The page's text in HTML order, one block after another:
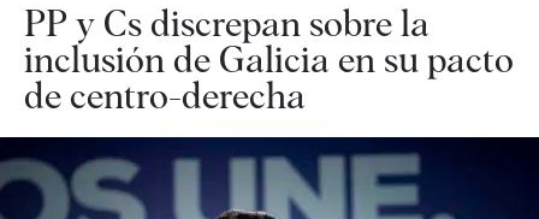
PP y Cs discrepan sobre la
inclusión de Galicia en su pacto
de centro-derecha